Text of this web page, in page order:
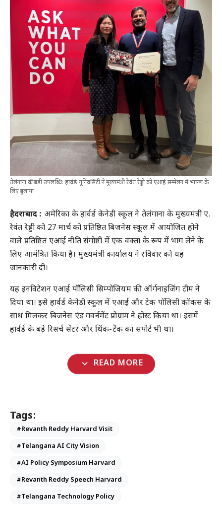
तेलंगाना की बड़ी उपलब्धि: हार्वर्ड यूनिवर्सिटी ने मुख्यमंत्री रेवंत रेड्डी को एआई सम्मेलन में भाषण के
लिए बुलाया
हैदराबाद : अमेरिका के हार्वर्ड केनेडी स्कूल ने तेलंगाना के मुख्यमंत्री ए.
रेवंत रेड्डी को 27 मार्च को प्रतिष्ठित बिजनेस स्कूल में आयोजित होने
वाले प्रतिष्ठित एआई नीति संगोष्ठी में एक वक्ता के रूप में भाग लेने के
लिए आमंत्रित किया है। मुख्यमंत्री कार्यालय ने रविवार को यह
जानकारी दी।
यह इनविटेशन एआई पॉलिसी सिम्पोजियम की ऑर्गनाइजिंग टीम ने
दिया था। इसे हार्वर्ड केनेडी स्कूल में एआई और टेक पॉलिसी कॉकस के
साथ मिलकर बिजनेस एंड गवर्नमेंट प्रोग्राम ने होस्ट किया था। इसमें
हार्वर्ड के बड़े रिसर्च सेंटर और थिंक-टैंक का सपोर्ट भी था।
expand_more READ MORE
Tags:
#Revanth Reddy Harvard Visit
#Telangana AI City Vision
#AI Policy Symposium Harvard
#Revanth Reddy Speech Harvard
#Telangana Technology Policy